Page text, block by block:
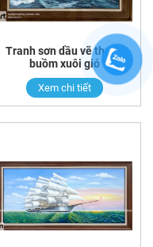
Tranh sơn dầu vẽ thuận
buồm xuôi gió
Xem chi tiết